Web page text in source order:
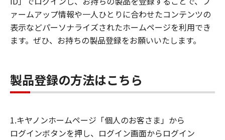
ァームアップ情報や一人ひとりに合わせたコンテンツの
表示などパーソナライズされたホームページを利用でき
ます。ぜひ、お持ちの製品登録をお願いいたします。
製品登録の方法はこちら
1.キヤノンホームページ「個人のお客さま」から
ログインボタンを押し、ログイン画面からログイン